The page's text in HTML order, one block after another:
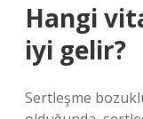
Hangi
iyi gelir?
Sertleşme